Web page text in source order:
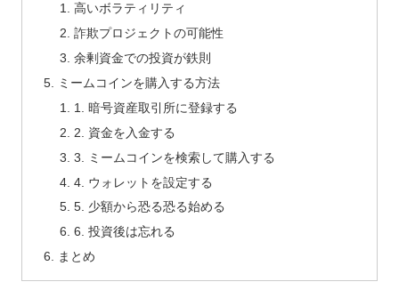
高いボラティリティ
詐欺プロジェクトの可能性
余剰資金での投資が鉄則
ミームコインを購入する方法
1. 暗号資産取引所に登録する
2. 資金を入金する
3. ミームコインを検索して購入する
4. ウォレットを設定する
5. 少額から恐る恐る始める
6. 投資後は忘れる
まとめ